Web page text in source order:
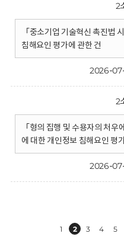
2
「중소기업 기술혁신 촉진법
침해요인 평가에 관한 건
2026-
2
「형의 집행 및 수용자의 처
에 대한 개인정보 침해요인 평
2026-
1 2 3 4 5